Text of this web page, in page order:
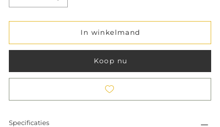
In winkelmand
Koop nu
Specificaties